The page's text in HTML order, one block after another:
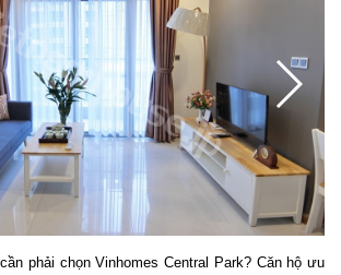
phải chọn Vinhomes Central Park? Căn hộ ưu